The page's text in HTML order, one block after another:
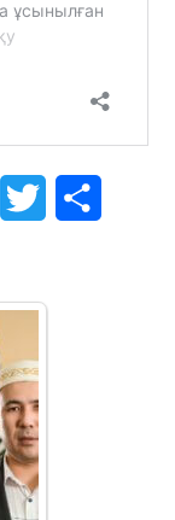
Messenger
Twitter